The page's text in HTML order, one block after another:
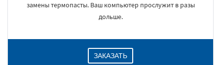
замены термопасты. Ваш компьютер прослужит в разы
дольше.
ЗАКАЗАТЬ